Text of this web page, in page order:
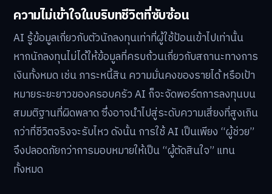
ความไม่เข้าใจในบริบทชีวิตที่ซับซ้อน
AI รู้ข้อมูลเกี่ยวกับตัวนักลงทุนเท่าที่ผู้ใช้ป้อนเข้าไปเท่านั้น
หากนักลงทุนไม่ได้ให้ข้อมูลที่ครบถ้วนเกี่ยวกับสถานะทางการ
เงินทั้งหมด เช่น ภาระหนี้สิน ความมั่นคงของรายได้ หรือเป้า
หมายระยะยาวของครอบครัว AI ก็จะจัดพอร์ตการลงทุนบน
สมมติฐานที่ผิดพลาด ซึ่งอาจนำไปสู่ระดับความเสี่ยงที่สูงเกิน
กว่าที่ชีวิตจริงจะรับไหว ดังนั้น การใช้ AI เป็นเพียง “ผู้ช่วย”
จึงปลอดภัยกว่าการมอบหมายให้เป็น “ผู้ตัดสินใจ” แทน
ทั้งหมด